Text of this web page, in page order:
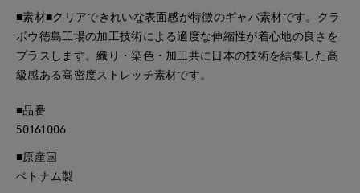
■素材■クリアできれいな表面感が特徴のギャバ素材です。クラ
ボウ徳島工場の加工技術による適度な伸縮性が着心地の良さを
プラスします。織り・染色・加工共に日本の技術を結集した高
級感ある高密度ストレッチ素材です。
■品番
50161006
■原産国
ベトナム製